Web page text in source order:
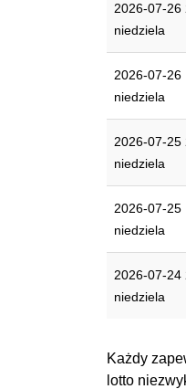
2026-07-26
niedziela
2026-07-26
niedziela
2026-07-25
niedziela
2026-07-25
niedziela
2026-07-24
niedziela
Każdy
lotto